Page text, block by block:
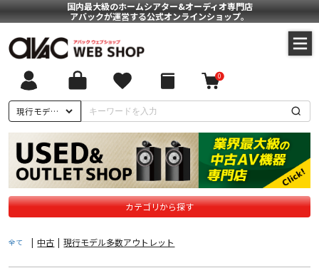
国内最大級のホームシアター&オーディオ専門店
アバックが運営する公式オンラインショップ。
現行モデル多数アウトレット
0
カテゴリから探す
全て | 中古 | 現行モデル多数アウトレット
いて
基づく表記
リシー